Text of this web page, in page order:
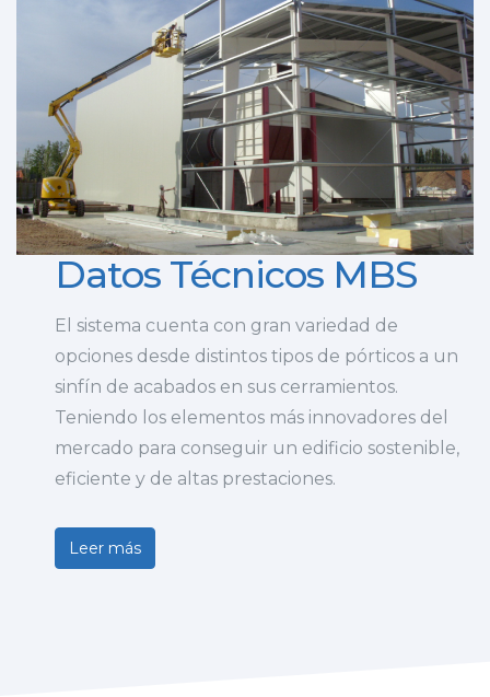
Datos Técnicos MBS
El sistema cuenta con gran variedad de
opciones desde distintos tipos de pórticos a un
sinfín de acabados en sus cerramientos.
Teniendo los elementos más innovadores del
mercado para conseguir un edificio sostenible,
eficiente y de altas prestaciones.
Leer más